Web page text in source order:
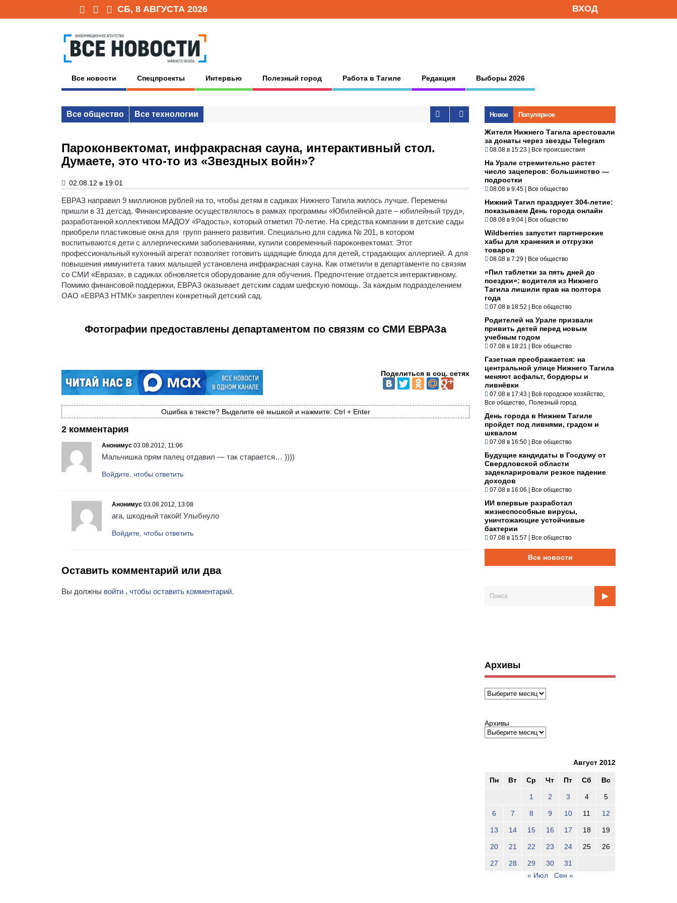
СБ, 8 АВГУСТА 2026 ВХОД
Все новости Спецпроекты Интервью Полезный город Работа в Тагиле Редакция Выборы 2026
Все общество Все технологии
Пароконвектомат, инфракрасная сауна, интерактивный стол.
Думаете, это что-то из «Звездных войн»?
02.08.12 в 19:01
ЕВРАЗ направил 9 миллионов рублей на то, чтобы детям в садиках Нижнего Тагила жилось лучше. Перемены
пришли в 31 детсад. Финансирование осуществлялось в рамках программы «Юбилейной дате – юбилейный труд»,
разработанной коллективом МАДОУ «Радость», который отметил 70-летие. На средства компании в детские сады
приобрели пластиковые окна для групп раннего развития. Специально для садика № 201, в котором
воспитываются дети с аллергическими заболеваниями, купили современный пароконвектомат. Этот
профессиональный кухонный агрегат позволяет готовить щадящие блюда для детей, страдающих аллергией. А для
повышения иммунитета таких малышей установлена инфракрасная сауна. Как отметили в департаменте по связям
со СМИ «Евраза», в садиках обновляется оборудование для обучения. Предпочтение отдается интерактивному.
Помимо финансовой поддержки, ЕВРАЗ оказывает детским садам шефскую помощь. За каждым подразделением
ОАО «ЕВРАЗ НТМК» закреплен конкретный детский сад.
Фотографии предоставлены департаментом по связям со СМИ ЕВРАЗа
Поделиться в соц. сетях
Ошибка в тексте? Выделите её мышкой и нажмите: Ctrl + Enter
2 комментария
Анонимус 03.08.2012, 11:06
Мальчишка прям палец отдавил — так старается… ))))
Войдите, чтобы ответить
Анонимус 03.08.2012, 13:08
ага, шкодный такой! Улыбнуло
Войдите, чтобы ответить
Оставить комментарий или два
Вы должны войти , чтобы оставить комментарий.
Новое Популярное
Жителя Нижнего Тагила арестовали
за донаты через звезды Telegram
08.08 в 15:23 | Все происшествия
На Урале стремительно растет
число зацеперов: большинство —
подростки
08.08 в 9:45 | Все общество
Нижний Тагил празднует 304-летие:
показываем День города онлайн
08.08 в 9:04 | Все общество
Wildberries запустит партнерские
хабы для хранения и отгрузки
товаров
08.08 в 7:29 | Все общество
«Пил таблетки за пять дней до
поездки»: водителя из Нижнего
Тагила лишили прав на полтора
года
07.08 в 18:52 | Все общество
Родителей на Урале призвали
привить детей перед новым
учебным годом
07.08 в 18:21 | Все общество
Газетная преображается: на
центральной улице Нижнего Тагила
меняют асфальт, бордюры и
ливнёвки
07.08 в 17:43 | Всё городское хозяйство
Все общество Полезный город
День города в Нижнем Тагиле
пройдет под ливнями, градом и
шквалом
07.08 в 16:50 | Все общество
Будущие кандидаты в Госдуму от
Свердловской области
задекларировали резкое падение
доходов
07.08 в 16:06 | Все общество
ИИ впервые разработал
жизнеспособные вирусы,
уничтожающие устойчивые
бактерии
07.08 в 15:57 | Все общество
Все новости
Архивы
Архивы
Архивы
Август 2012
Пн Вт Ср Чт Пт Сб Вс
1 2 3 4 5
6 7 8 9 10 11 12
13 14 15 16 17 18 19
20 21 22 23 24 25 26
27 28 29 30
31
« Июл
Сен »